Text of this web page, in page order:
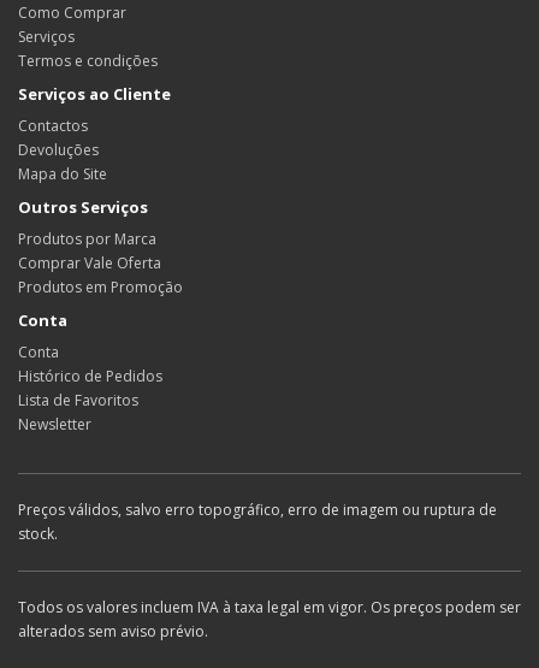
Como Comprar
Serviços
Termos e condições
Serviços ao Cliente
Contactos
Devoluções
Mapa do Site
Outros Serviços
Produtos por Marca
Comprar Vale Oferta
Produtos em Promoção
Conta
Conta
Histórico de Pedidos
Lista de Favoritos
Newsletter
Preços válidos, salvo erro topográfico, erro de imagem ou ruptura de
stock.
Todos os valores incluem IVA à taxa legal em vigor. Os preços podem ser
alterados sem aviso prévio.